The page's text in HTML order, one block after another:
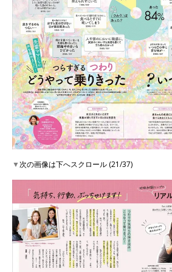
▼次の画像は下へスクロール (21/37)